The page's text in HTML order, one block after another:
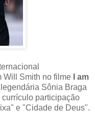
Will Smith no filme I am
Sônia Braga
participação
e "Cidade de Deus".